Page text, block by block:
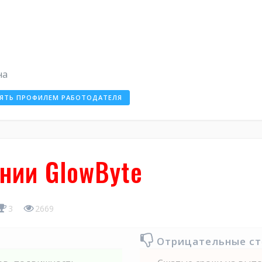
ПРОФИЛЕМ РАБОТОДАТЕЛЯ
GlowByte
3 2669
Отрицательные